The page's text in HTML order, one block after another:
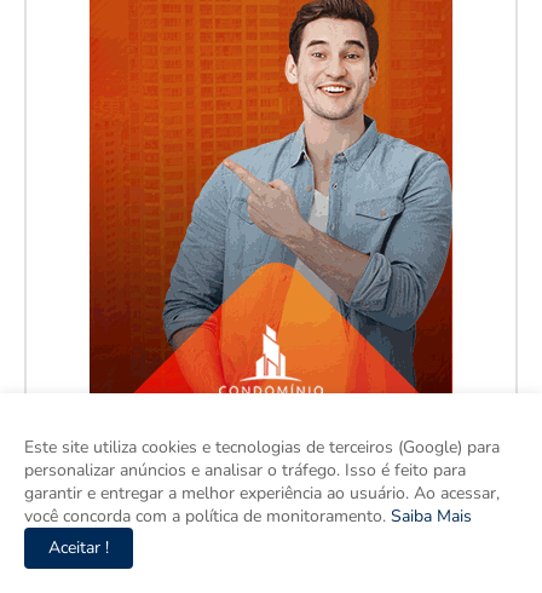
Este site utiliza cookies e tecnologias de terceiros (Google) para
personalizar anúncios e analisar o tráfego. Isso é feito para
garantir e entregar a melhor experiência ao usuário. Ao acessar,
você concorda com a política de monitoramento. Saiba Mais
Aceitar !